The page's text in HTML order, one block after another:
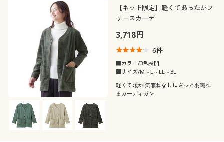
こだわり条件
で絞り込む
柄・デザイン
無地 花柄
スリット ボーダー
チェック
襟・ネック
クルーネック・丸首 ハイネック
Ｖネック
袖
ノースリーブ
素材
【ネット限定】軽くてあったかフ
リースカーデ
3,718円
6件
■カラー/3色展開
■サイズ/M～L～LL～3L
軽くて暖か!気兼ねなしにさっと羽織れ
るカーディガン